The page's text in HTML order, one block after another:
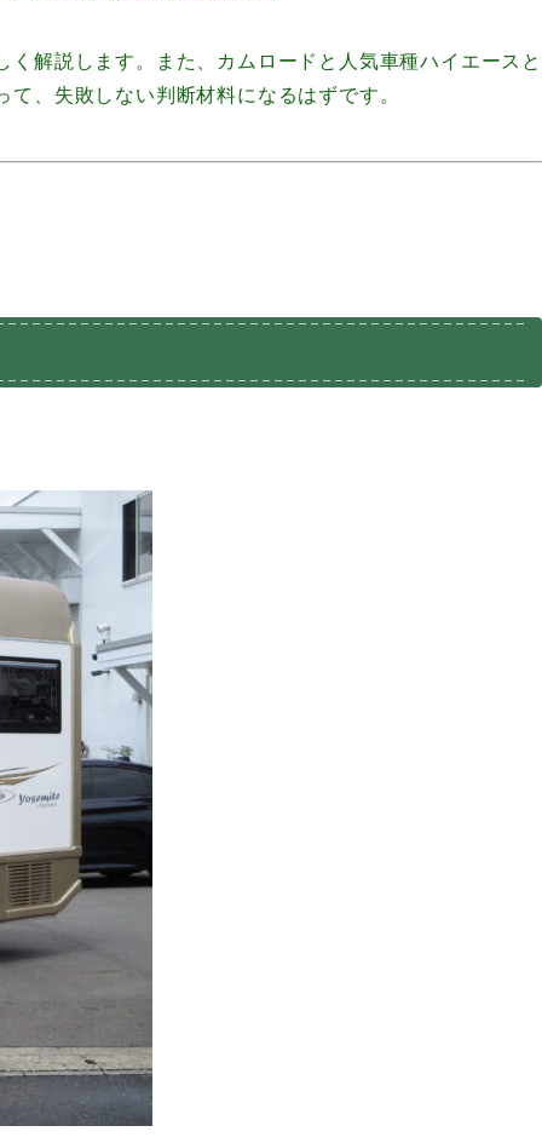
解説します。また、カムロードと人気車種ハイエースと
、失敗しない判断材料になるはずです。